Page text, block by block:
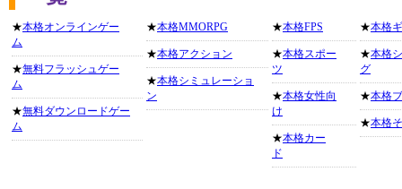
★本格オンラインゲー
ム
★無料フラッシュゲー
ム
★無料ダウンロードゲー
ム
★本格MMORPG
★本格アクション
★本格シミュレーショ
ン
★本格FPS
★本格スポー
ツ
★本格女性向
け
★本格カー
ド
★本格
★本格
グ
★本格
★本格